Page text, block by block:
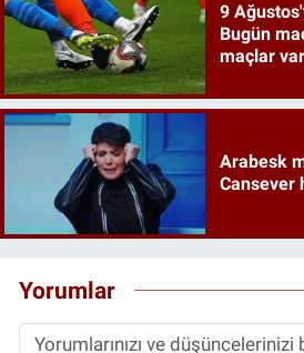
9
Bugün
maçlar
Arabesk
Cansever
Yorumlar